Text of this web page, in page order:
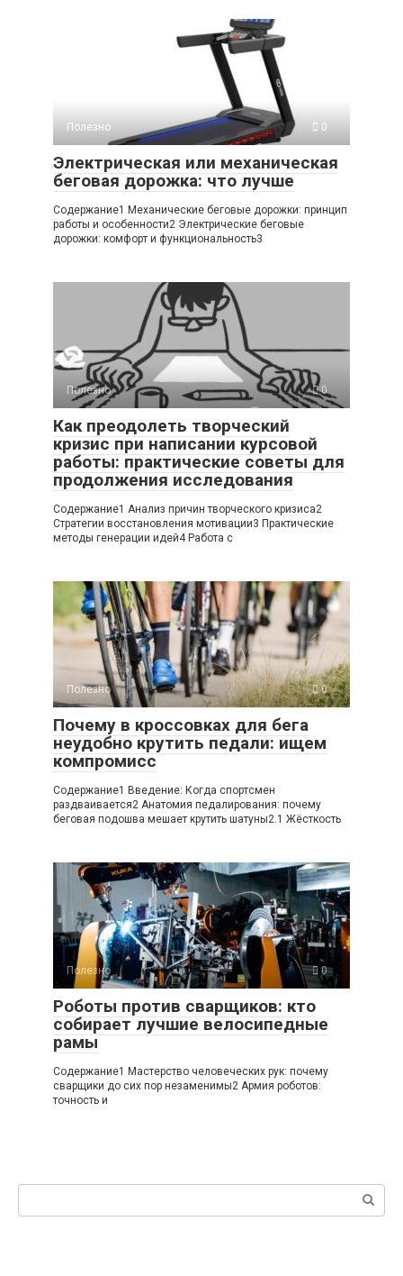
Полезно 0
Электрическая или механическая
беговая дорожка: что лучше
Содержание1 Механические беговые дорожки: принцип
работы и особенности2 Электрические беговые
дорожки: комфорт и функциональность3
Полезно 0
Как преодолеть творческий
кризис при написании курсовой
работы: практические советы для
продолжения исследования
Содержание1 Анализ причин творческого кризиса2
Стратегии восстановления мотивации3 Практические
методы генерации идей4 Работа с
Полезно 0
Почему в кроссовках для бега
неудобно крутить педали: ищем
компромисс
Содержание1 Введение: Когда спортсмен
раздваивается2 Анатомия педалирования: почему
беговая подошва мешает крутить шатуны2.1 Жёсткость
Полезно 0
Роботы против сварщиков: кто
собирает лучшие велосипедные
рамы
Содержание1 Мастерство человеческих рук: почему
сварщики до сих пор незаменимы2 Армия роботов:
точность и